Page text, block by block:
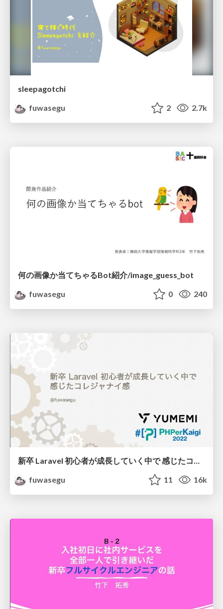
sleepagotchi
fuwasegu
2 2.7k
何の画像か当てちゃるBot紹介/image_guess_bot
fuwasegu
0 240
新卒 Laravel 初心者が成長していく中で 感じたコレジャナイ感/PHPerKaigi 2022
fuwasegu
11 16k